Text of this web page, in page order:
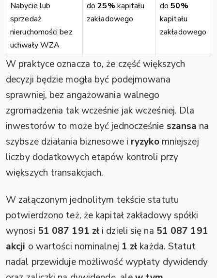
Nabycie lub
sprzedaż
nieruchomości bez
uchwały WZA
do25% kapitału
zakładowego
do50%
kapitału
zakładowego
W praktyce oznacza to, że część większych
decyzji będzie mogła być podejmowana
sprawniej, bez angażowania walnego
zgromadzenia tak wcześnie jak wcześniej. Dla
inwestorów to może być jednocześnie szansa na
szybsze działania biznesowe i ryzykomniejszej
liczby dodatkowych etapów kontroli przy
większych transakcjach.
W załączonym jednolitym tekście statutu
potwierdzono też, że kapitał zakładowy spółki
wynosi 51 087 191 zł i dzieli się na 51 087 191
akcji o wartości nominalnej 1 zł każda. Statut
nadal przewiduje możliwość wypłaty dywidendy